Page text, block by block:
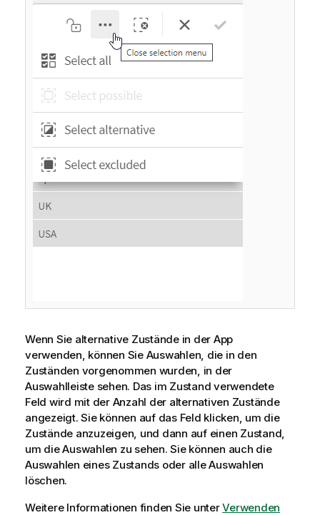
Wenn Sie alternative Zustände in der App
verwenden, können Sie Auswahlen, die in den
Zuständen vorgenommen wurden, in der
Auswahlleiste sehen. Das im Zustand verwendete
Feld wird mit der Anzahl der alternativen Zustände
angezeigt. Sie können auf das Feld klicken, um die
Zustände anzuzeigen, und dann auf einen Zustand,
um die Auswahlen zu sehen. Sie können auch die
Auswahlen eines Zustands oder alle Auswahlen
löschen.
Weitere Informationen finden Sie unterVerwenden